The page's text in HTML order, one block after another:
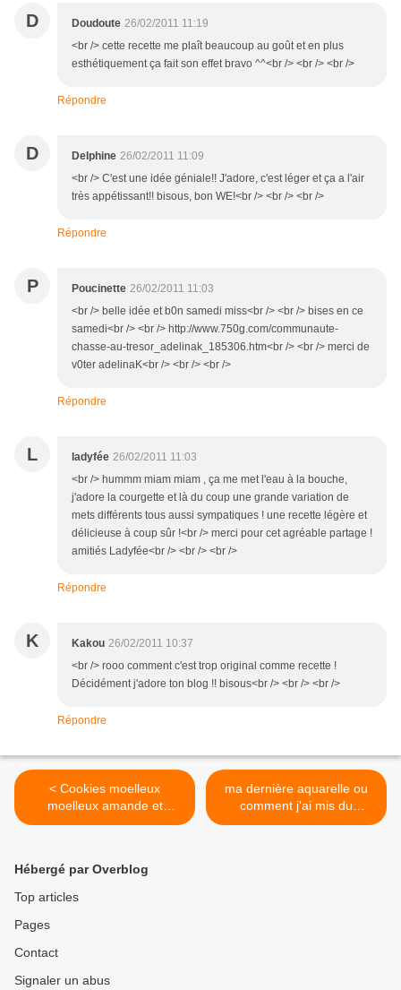
D Doudoute 26/02/2011 11:19
<br /> cette recette me plaît beaucoup au goût et en plus
esthétiquement ça fait son effet bravo ^^<br /> <br /> <br />
Répondre
D Delphine 26/02/2011 11:09
<br /> C'est une idée géniale!! J'adore, c'est léger et ça a l'air
très appétissant!! bisous, bon WE!<br /> <br /> <br />
Répondre
P Poucinette 26/02/2011 11:03
<br /> belle idée et b0n samedi miss<br /> <br /> bises en ce
samedi<br /> <br /> http://www.750g.com/communaute-
chasse-au-tresor_adelinak_185306.htm<br /> <br /> merci de
v0ter adelinaK<br /> <br /> <br />
Répondre
L ladyfée 26/02/2011 11:03
<br /> hummm miam miam , ça me met l'eau à la bouche,
j'adore la courgette et là du coup une grande variation de
mets différents tous aussi sympatiques ! une recette légère et
délicieuse à coup sûr !<br /> merci pour cet agréable partage !
amitiés Ladyfée<br /> <br /> <br />
Répondre
K Kakou 26/02/2011 10:37
<br /> rooo comment c'est trop original comme recette !
Décidément j'adore ton blog !! bisous<br /> <br /> <br />
Répondre
< Cookies moelleux
moelleux amande et
chocolat
ma dernière aquarelle ou
comment j'ai mis du
chocolat dans un tableau >
Hébergé par Overblog
Top articles
Pages
Contact
Signaler un abus